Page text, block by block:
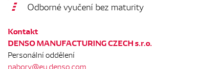
Odborné vyučení bez maturity
Kontakt
DENSO MANUFACTURING CZECH s.r.o.
Personální oddělení
nabory@eu.denso.com